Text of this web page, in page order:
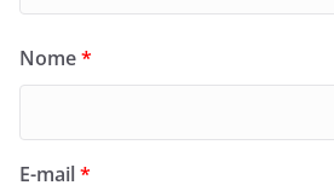
Nome*
E-mail*